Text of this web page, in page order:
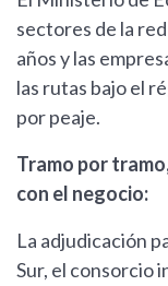
sectores de la
años y las
las rutas bajo el
por peaje.
Tramo por
con el negocio:
La adjudicación
Sur, el consorcio